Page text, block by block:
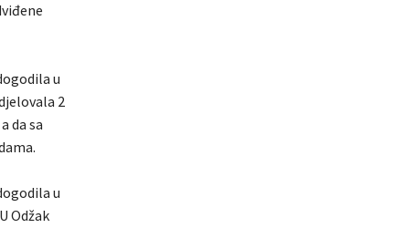
u
2
da sa
u
Odžak